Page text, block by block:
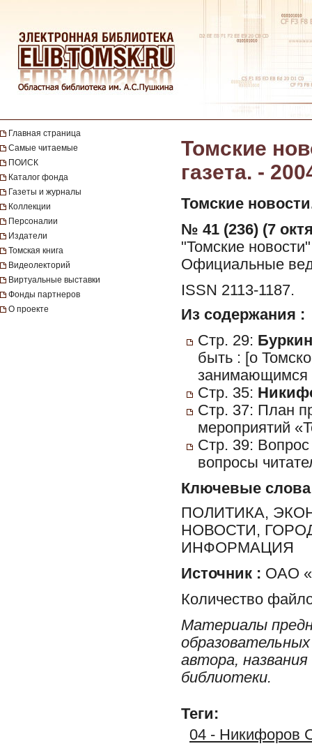
Главная страница
Самые читаемые
ПОИСК
Каталог фонда
Газеты и журналы
Коллекции
Персоналии
Издатели
Томская книга
Видеолекторий
Виртуальные выставки
Фонды партнеров
О проекте
Томские
газета. -
Томские
№ 41 (236) (7
"Томские
Официальные
ISSN 2113-1187.
Из содержания :
Стр. 29:
быть : [о
занимающимся
Стр. 35:
Стр. 37: План
мероприятий
Стр. 39:
вопросы
Ключевые слова
ПОЛИТИКА,
НОВОСТИ,
ИНФОРМАЦИЯ
Источник : ОАО
Количество
Материалы
автора,
библиотеки.
Теги:
04 - Никифоров